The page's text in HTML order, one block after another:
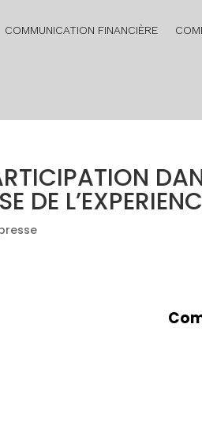
COMMUNICATION FINANCIÈRE
DE